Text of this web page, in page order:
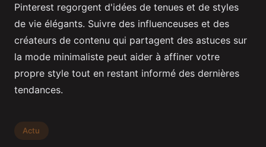
Pinterest regorgent d'idées de tenues et de styles
de vie élégants. Suivre des influenceuses et des
créateurs de contenu qui partagent des astuces sur
la mode minimaliste peut aider à affiner votre
propre style tout en restant informé des dernières
tendances.
Actu